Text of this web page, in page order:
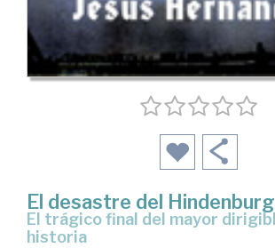
El desastre del Hindenburg
el trágico final del mayor dirigible de la
historia